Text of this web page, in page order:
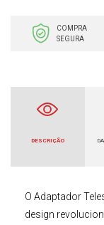
COMPRA
SEGURA
DESCRIÇÃO
O Adaptador
design